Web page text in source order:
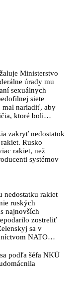
tvári, keď sa
technických
stále verí vašim
týchto
tam ste to
o správe tajnej
štát cez masové
Robert Fico.
úradu má
ktorá spolu s
meniacu sa
predsedom
transformácii
na fungovanie EÚ
tak odtrhnutá od
výrazne
liberálnym
hlavný
Ministerstvo
úrady mu
sexuálnych
siete
mal nariadiť, aby
ktoré boli
ranča v tomto
zakryť nedostatok
Rusko
rakiet, než
systémov
nedostatku rakiet
ruských
najnovších
zostreliť
sa v
NATO
podľa šéfa NKÚ